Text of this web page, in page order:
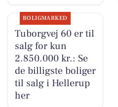
BOLIGMARKED
Tuborgvej 60 er til
salg for kun
2.850.000 kr.: Se
de billigste boliger
til salg i Hellerup
her